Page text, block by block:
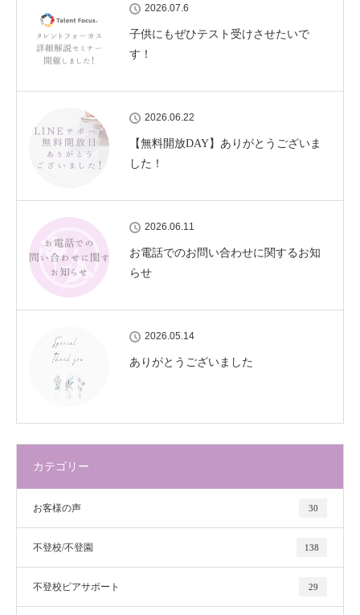
2026.07.6
子供にもぜひテスト受けさせたいで
す！
2026.06.22
【無料開放DAY】ありがとうございま
した！
2026.06.11
お電話でのお問い合わせに関するお知
らせ
2026.05.14
ありがとうございました
カテゴリー
お客様の声 30
不登校/不登園 138
不登校ピアサポート 29